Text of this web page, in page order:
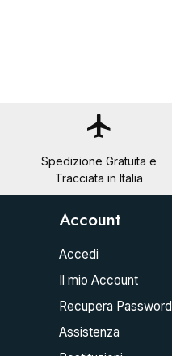
flight
Spedizione Gratuita e
Tracciata in Italia
Account
Accedi
Il mio Account
Recupera Password
Assistenza